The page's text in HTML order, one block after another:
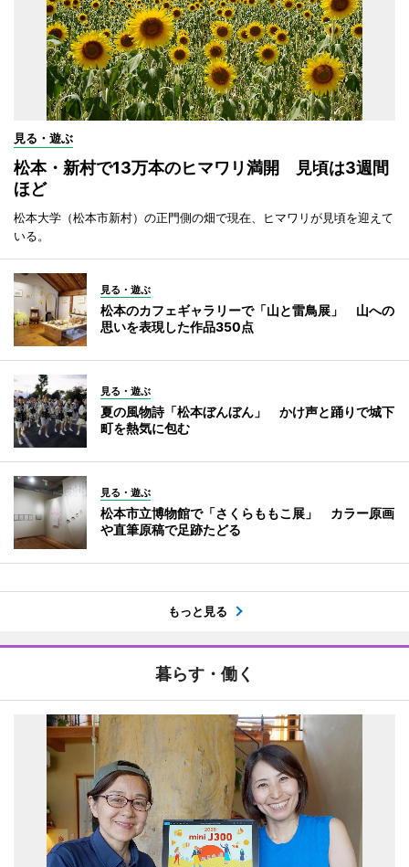
見る・遊ぶ
松本・新村で13万本のヒマワリ満開 見頃は3週間
ほど
松本大学（松本市新村）の正門側の畑で現在、ヒマワリが見頃を迎えて
いる。
見る・遊ぶ
松本のカフェギャラリーで「山と雷鳥展」 山への
思いを表現した作品350点
見る・遊ぶ
夏の風物詩「松本ぼんぼん」 かけ声と踊りで城下
町を熱気に包む
見る・遊ぶ
松本市立博物館で「さくらももこ展」 カラー原画
や直筆原稿で足跡たどる
もっと見る
暮らす・働く